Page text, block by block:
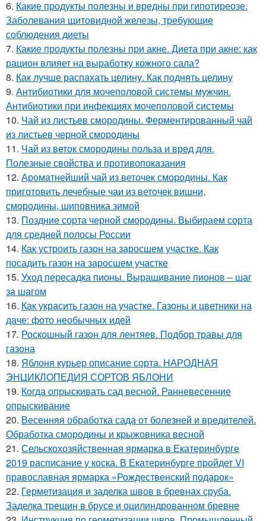
6. Какие продукты полезны и вредны при гипотиреозе.
Заболевания щитовидной железы, требующие
соблюдения диеты
7. Какие продукты полезны при акне. Диета при акне: как
рацион влияет на выработку кожного сала?
8. Как лучше распахать целину. Как поднять целину
9. Антибиотики для мочеполовой системы мужчин.
Антибиотики при инфекциях мочеполовой системы
10. Чай из листьев смородины. Ферментированный чай
из листьев черной смородины
11. Чай из веток смородины польза и вред для.
Полезные свойства и противопоказания
12. Ароматнейший чай из веточек смородины. Как
приготовить лечебные чаи из веточек вишни,
смородины, шиповника зимой
13. Поздние сорта черной смородины. Выбираем сорта
для средней полосы России
14. Как устроить газон на заросшем участке. Как
посадить газон на заросшем участке
15. Уход пересадка пионы. Выращивание пионов – шаг
за шагом
16. Как украсить газон на участке. Газоны и цветники на
даче: фото необычных идей
17. Роскошный газон для лентяев. Подбор травы для
газона
18. Яблоня курьер описание сорта. НАРОДНАЯ
ЭНЦИКЛОПЕДИЯ СОРТОВ ЯБЛОНИ
19. Когда опрыскивать сад весной. Ранневесенние
опрыскивание
20. Весенняя обработка сада от болезней и вредителей.
Обработка смородины и крыжовника весной
21. Сельскохозяйственная ярмарка в Екатеринбурге
2019 расписание у коска. В Екатеринбурге пройдет VI
православная ярмарка «Рождественский подарок»
22. Герметизация и заделка швов в бревнах сруба.
Заделка трещин в брусе и оцилиндрованном бревне